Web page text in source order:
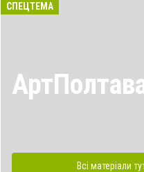
СПЕЦТЕМА
Всі матеріали